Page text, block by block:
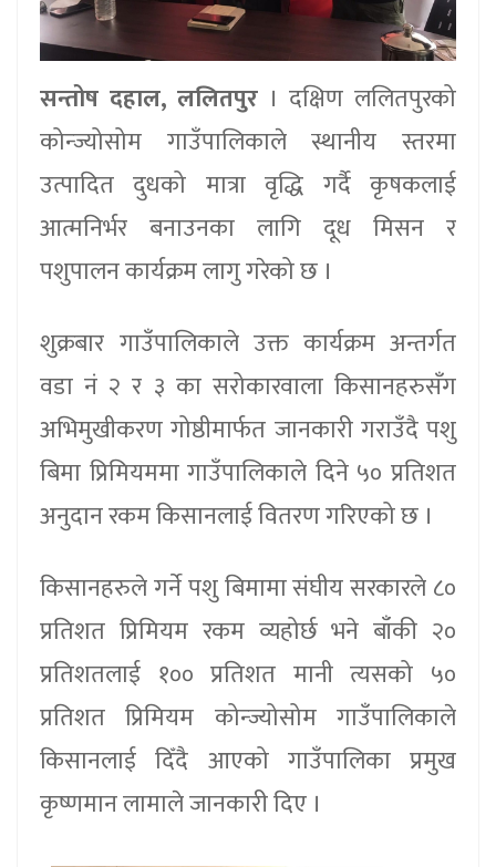
सन्तोष दहाल, ललितपुर । दक्षिण ललितपुरको
कोन्ज्योसोम गाउँपालिकाले स्थानीय स्तरमा
उत्पादित दुधको मात्रा वृद्धि गर्दै कृषकलाई
आत्मनिर्भर बनाउनका लागि दूध मिसन र
पशुपालन कार्यक्रम लागु गरेको छ ।
शुक्रबार गाउँपालिकाले उक्त कार्यक्रम अन्तर्गत
वडा नं २ र ३ का सरोकारवाला किसानहरुसँग
अभिमुखीकरण गोष्ठीमार्फत जानकारी गराउँदै पशु
बिमा प्रिमियममा गाउँपालिकाले दिने ५० प्रतिशत
अनुदान रकम किसानलाई वितरण गरिएको छ ।
किसानहरुले गर्ने पशु बिमामा संघीय सरकारले ८०
प्रतिशत प्रिमियम रकम व्यहोर्छ भने बाँकी २०
प्रतिशतलाई १०० प्रतिशत मानी त्यसको ५०
प्रतिशत प्रिमियम कोन्ज्योसोम गाउँपालिकाले
किसानलाई दिँदै आएको गाउँपालिका प्रमुख
कृष्णमान लामाले जानकारी दिए ।